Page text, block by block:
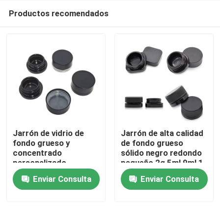
Hogar
Productos
Productos recomendados
Jarrón de vidrio de
fondo grueso y
concentrado
personalizado
Embalaje 3ml 5ml 7ml
9ml 15ml A prueba de
niños
Enviar Consulta
Jarrón de alta calidad
de fondo grueso
sólido negro redondo
pequeño 2g 5ml 9ml 1
gramo 7ml
Concentrado con
acabado pulido
Enviar Consulta